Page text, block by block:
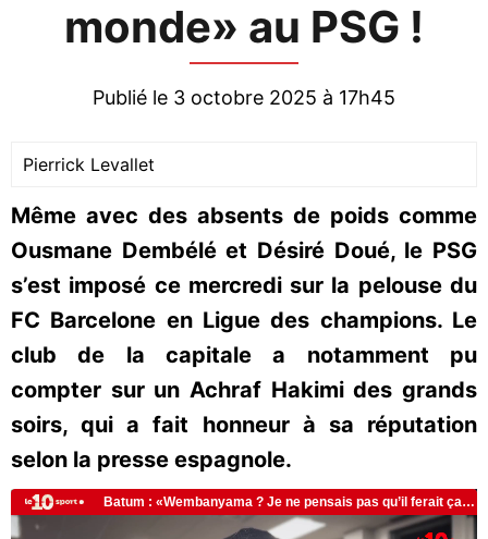
monde» au PSG !
Publié le 3 octobre 2025 à 17h45
Pierrick Levallet
Même avec des absents de poids comme
Ousmane Dembélé et Désiré Doué, le PSG
s’est imposé ce mercredi sur la pelouse du
FC Barcelone en Ligue des champions. Le
club de la capitale a notamment pu
compter sur un Achraf Hakimi des grands
soirs, qui a fait honneur à sa réputation
selon la presse espagnole.